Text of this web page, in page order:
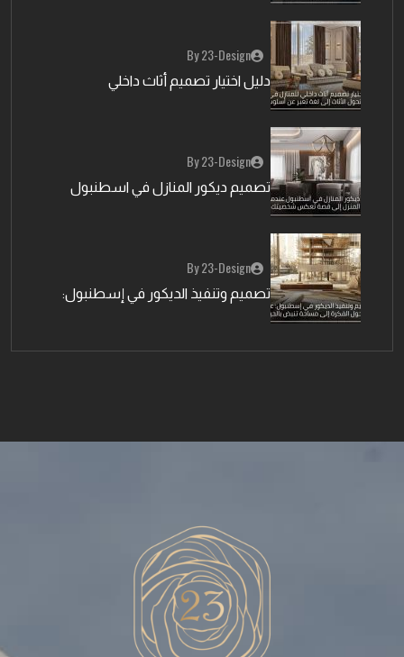
By 23-Design
دليل اختيار تصميم أثاث داخلي
By 23-Design
تصميم ديكور المنازل في اسطنبول
By 23-Design
تصميم وتنفيذ الديكور في إسطنبول: